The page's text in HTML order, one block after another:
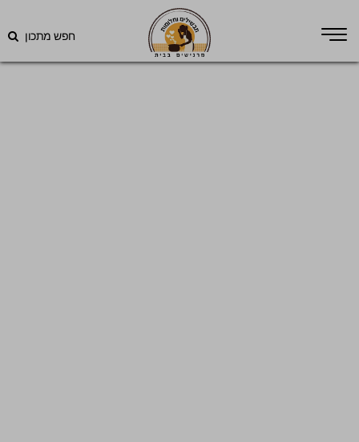
חפש מתכון